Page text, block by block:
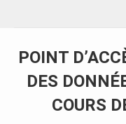
POINT
DES
COURS